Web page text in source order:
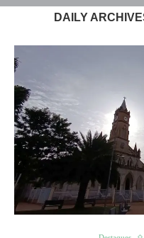
DAILY